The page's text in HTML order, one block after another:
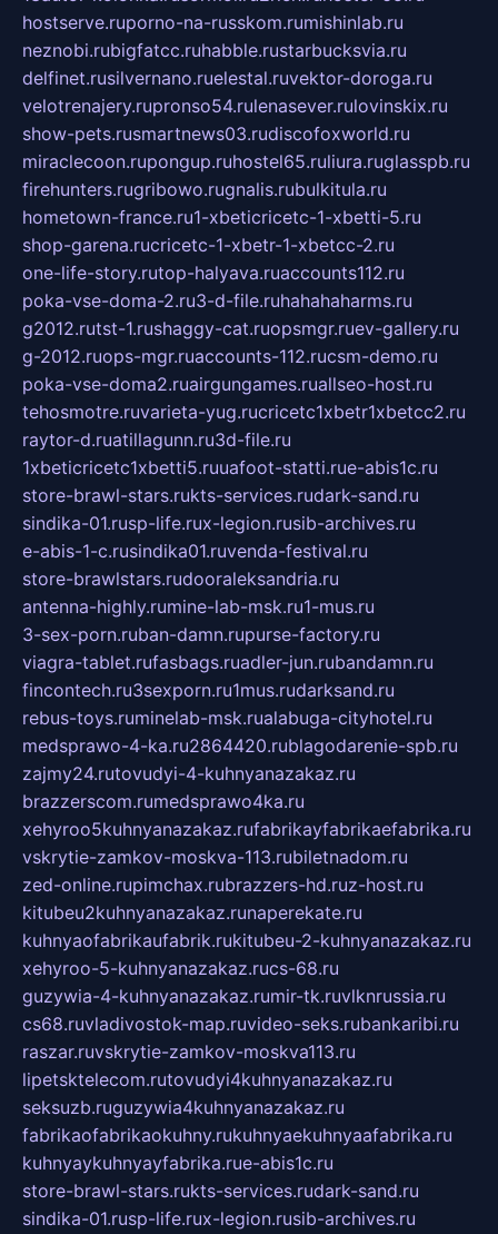
hostserve.ruporno-na-russkom.rumishinlab.ru
neznobi.rubigfatcc.ruhabble.rustarbucksvia.ru
delfinet.rusilvernano.ruelestal.ruvektor-doroga.ru
velotrenajery.rupronso54.rulenasever.rulovinskix.ru
show-pets.rusmartnews03.rudiscofoxworld.ru
miraclecoon.rupongup.ruhostel65.ruliura.ruglasspb.ru
firehunters.rugribowo.rugnalis.rubulkitula.ru
hometown-france.ru1-xbeticricetc-1-xbetti-5.ru
shop-garena.rucricetc-1-xbetr-1-xbetcc-2.ru
one-life-story.rutop-halyava.ruaccounts112.ru
poka-vse-doma-2.ru3-d-file.ruhahahaharms.ru
g2012.rutst-1.rushaggy-cat.ruopsmgr.ruev-gallery.ru
g-2012.ruops-mgr.ruaccounts-112.rucsm-demo.ru
poka-vse-doma2.ruairgungames.ruallseo-host.ru
tehosmotre.ruvarieta-yug.rucricetc1xbetr1xbetcc2.ru
raytor-d.ruatillagunn.ru3d-file.ru
1xbeticricetc1xbetti5.ruuafoot-statti.rue-abis1c.ru
store-brawl-stars.rukts-services.rudark-sand.ru
sindika-01.rusp-life.rux-legion.rusib-archives.ru
e-abis-1-c.rusindika01.ruvenda-festival.ru
store-brawlstars.rudooraleksandria.ru
antenna-highly.rumine-lab-msk.ru1-mus.ru
3-sex-porn.ruban-damn.rupurse-factory.ru
viagra-tablet.rufasbags.ruadler-jun.rubandamn.ru
fincontech.ru3sexporn.ru1mus.rudarksand.ru
rebus-toys.ruminelab-msk.rualabuga-cityhotel.ru
medsprawo-4-ka.ru2864420.rublagodarenie-spb.ru
zajmy24.rutovudyi-4-kuhnyanazakaz.ru
brazzerscom.rumedsprawo4ka.ru
xehyroo5kuhnyanazakaz.rufabrikayfabrikaefabrika.ru
vskrytie-zamkov-moskva-113.rubiletnadom.ru
zed-online.rupimchax.rubrazzers-hd.ruz-host.ru
kitubeu2kuhnyanazakaz.runaperekate.ru
kuhnyaofabrikaufabrik.rukitubeu-2-kuhnyanazakaz.ru
xehyroo-5-kuhnyanazakaz.rucs-68.ru
guzywia-4-kuhnyanazakaz.rumir-tk.ruvlknrussia.ru
cs68.ruvladivostok-map.ruvideo-seks.rubankaribi.ru
raszar.ruvskrytie-zamkov-moskva113.ru
lipetsktelecom.rutovudyi4kuhnyanazakaz.ru
seksuzb.ruguzywia4kuhnyanazakaz.ru
fabrikaofabrikaokuhny.rukuhnyaekuhnyaafabrika.ru
kuhnyaykuhnyayfabrika.rue-abis1c.ru
store-brawl-stars.rukts-services.rudark-sand.ru
sindika-01.rusp-life.rux-legion.rusib-archives.ru